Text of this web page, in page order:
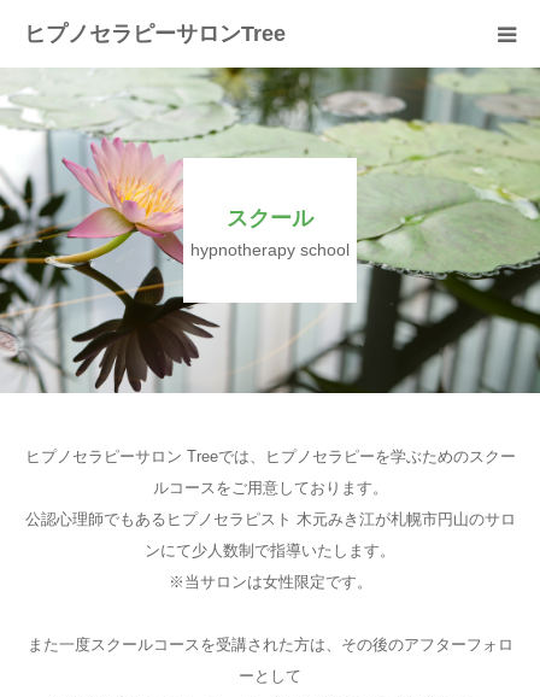
ヒプノセラピーサロンTree
スクール
hypnotherapy school
ヒプノセラピーサロン Treeでは、ヒプノセラピーを学ぶためのスクー
ルコースをご用意しております。
公認心理師でもあるヒプノセラピスト 木元みき江が札幌市円山のサロ
ンにて少人数制で指導いたします。
※当サロンは女性限定です。
また一度スクールコースを受講された方は、その後のアフターフォロ
ーとして
ホーム
サロンについて
セラピスト紹介
セラピーの流れ
メニュー
料金
スクール
お客様の声